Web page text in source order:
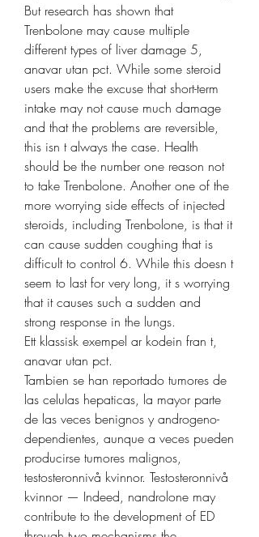
But research has shown that
Trenbolone may cause multiple
different types of liver damage 5,
anavar utan pct. While some steroid
users make the excuse that short-term
intake may not cause much damage
and that the problems are reversible,
this isn t always the case. Health
should be the number one reason not
to take Trenbolone. Another one of the
more worrying side effects of injected
steroids, including Trenbolone, is that it
can cause sudden coughing that is
difficult to control 6. While this doesn t
seem to last for very long, it s worrying
that it causes such a sudden and
strong response in the lungs.
Ett klassisk exempel ar kodein fran t,
anavar utan pct.
Tambien se han reportado tumores de
las celulas hepaticas, la mayor parte
de las veces benignos y androgeno-
dependientes, aunque a veces pueden
producirse tumores malignos,
testosteronnivå kvinnor. Testosteronnivå
kvinnor — Indeed, nandrolone may
contribute to the development of ED